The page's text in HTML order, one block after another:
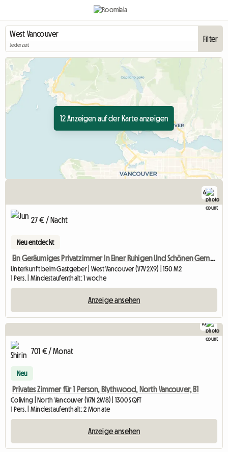
Jederzeit
Filter
12 Anzeigen auf der Karte anzeigen
6
27 € / Nacht
Neu entdeckt
Ein Geräumiges Privatzimmer In Einer Ruhigen Und Schönen Gemeinschaft
Unterkunft beim Gastgeber | West Vancouver (V7V 2X9) | 150 M2
1 Pers. | Mindestaufenthalt: 1 woche
Anzeige ansehen
10
701 € / Monat
Neu
Privates Zimmer für 1 Person, Blythwood, North Vancouver, B1
Coliving | North Vancouver (V7N 2W8) | 1300 SQFT
1 Pers. | Mindestaufenthalt: 2 Monate
Anzeige ansehen